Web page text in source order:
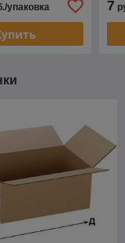
упаковка 7